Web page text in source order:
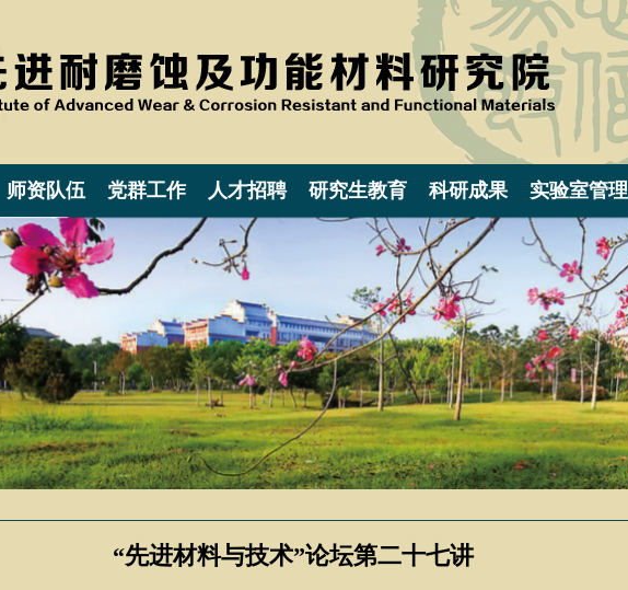
师资队伍 党群工作 人才招聘 研究生教育 科研成果 实验室管理
“先进材料与技术”论坛第二十七讲